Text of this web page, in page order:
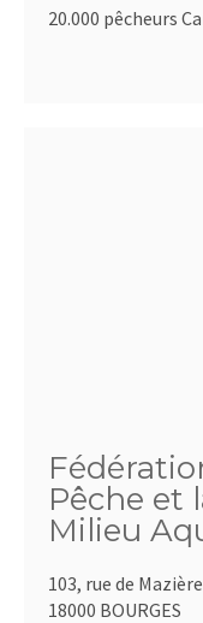
20.000 pêcheurs
Pêche et
Milieu
103, rue de
18000 BOURGES